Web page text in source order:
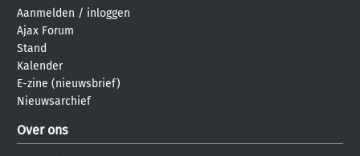
Aanmelden / inloggen
Ajax Forum
Stand
Kalender
E-zine (nieuwsbrief)
Nieuwsarchief
Over ons